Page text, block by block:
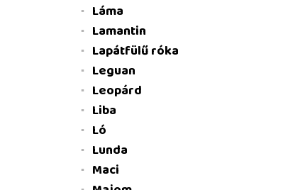
Láma
Lamantin
Lapátfülű róka
Leguan
Leopárd
Liba
Ló
Lunda
Maci